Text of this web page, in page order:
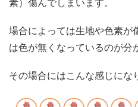
素）傷んでしまいます。
場合によっては生地や色素が
は色が無くなっているのが分
その場合にはこんな感じにな